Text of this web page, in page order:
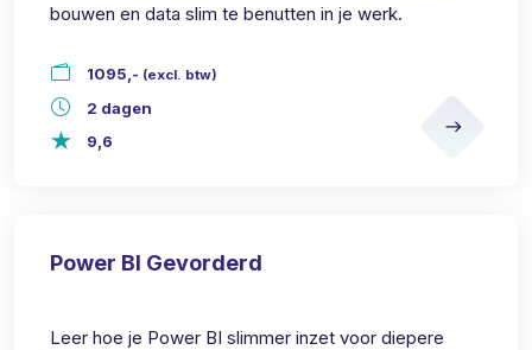
bouwen en data slim te benutten in je werk.
1095,- (excl. btw)
2 dagen
9,6
Power BI Gevorderd
Leer hoe je Power BI slimmer inzet voor diepere